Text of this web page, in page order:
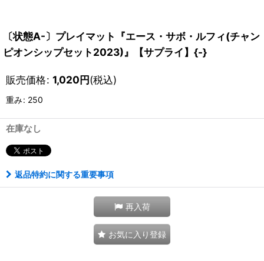
〔状態A-〕プレイマット『エース・サボ・ルフィ(チャン
ピオンシップセット2023)』【サプライ】{-}
販売価格: 1,020円(税込)
重み: 250
在庫なし
返品特約に関する重要事項
再入荷
お気に入り登録